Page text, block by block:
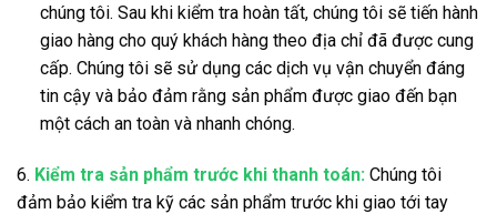
chúng tôi. Sau khi kiểm tra hoàn tất, chúng tôi sẽ tiến hành
giao hàng cho quý khách hàng theo địa chỉ đã được cung
cấp. Chúng tôi sẽ sử dụng các dịch vụ vận chuyển đáng
tin cậy và bảo đảm rằng sản phẩm được giao đến bạn
một cách an toàn và nhanh chóng.
6. Kiểm tra sản phẩm trước khi thanh toán: Chúng tôi
đảm bảo kiểm tra kỹ các sản phẩm trước khi giao tới tay